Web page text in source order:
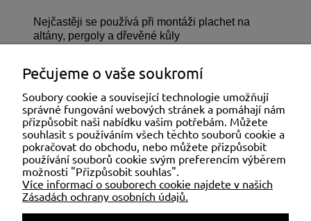
Nejčastěji se používá při montáži plachet na
altány, pergoly a dřevěné kůly
CS_KU_90_PŘÍSLUŠENSTVÍ K MONTÁŽI
SLUŽBY ZÁKAZNÍKŮM
MŮJ ÚČET
Pečujeme o vaše soukromí
Soubory cookie a související technologie umožňují
správné fungování webových stránek a pomáhají nám
přizpůsobit naši nabídku vašim potřebám. Můžete
souhlasit s používáním všech těchto souborů cookie a
pokračovat do obchodu, nebo můžete přizpůsobit
používání souborů cookie svým preferencím výběrem
možnosti "Přizpůsobit souhlas".
Více informací o souborech cookie najdete v našich
Zásadách ochrany osobních údajů.